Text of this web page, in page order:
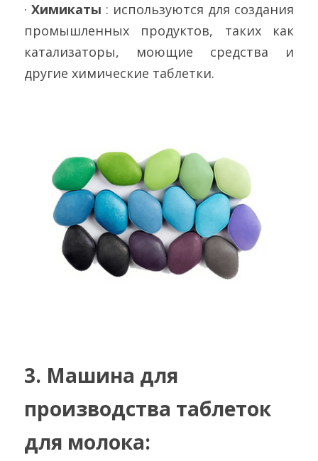
· Химикаты : используются для создания
промышленных продуктов, таких как
катализаторы, моющие средства и
другие химические таблетки.
3. Машина для
производства таблеток
для молока: